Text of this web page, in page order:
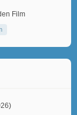
Film